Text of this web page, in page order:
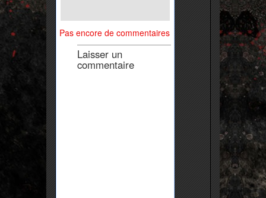
Pas encore de commentaires
Laisser un
commentaire